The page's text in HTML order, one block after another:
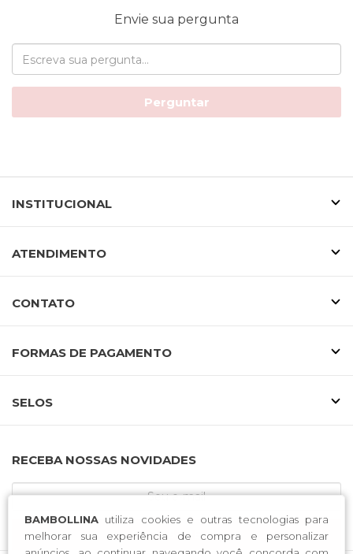
BAMBOLLINA utiliza cookies e outras tecnologias para
melhorar sua experiência de compra e personalizar
Envie sua pergunta
Perguntar
INSTITUCIONAL
ATENDIMENTO
CONTATO
FORMAS DE PAGAMENTO
SELOS
RECEBA NOSSAS NOVIDADES
CADASTRE-SE